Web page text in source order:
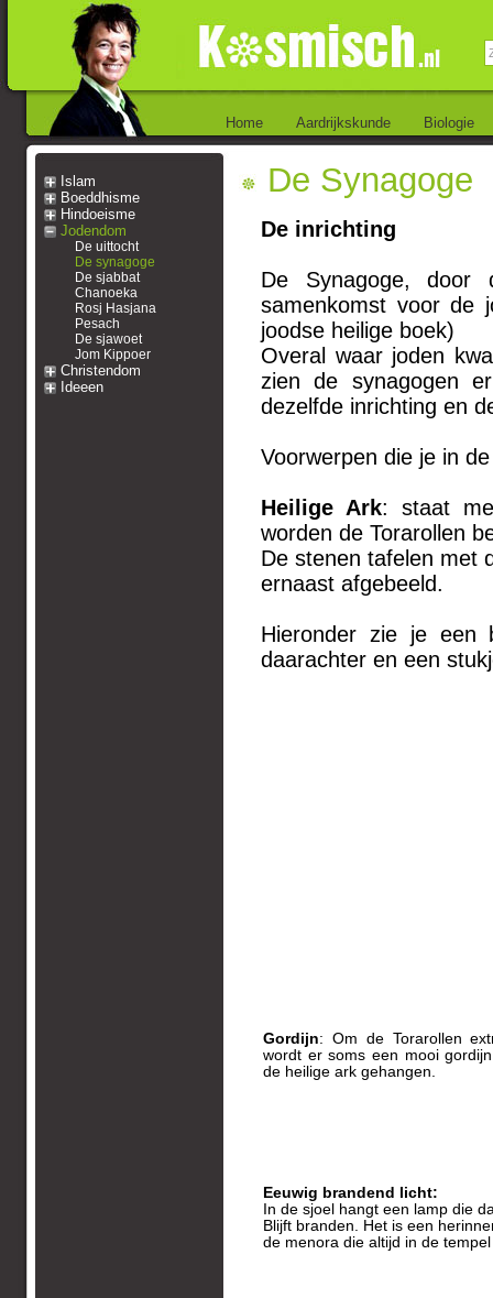
Home Aardrijkskunde Biologie
Islam
Boeddhisme
Hindoeisme
Jodendom
De uittocht
De synagoge
De sjabbat
Chanoeka
Rosj Hasjana
Pesach
De sjawoet
Jom Kippoer
Christendom
Ideeen
De Synagoge
De inrichting
De Synagoge,
samenkomst voor de
joodse heilige boek)
Overal waar joden
zien de synagogen
dezelfde inrichting en
Voorwerpen die je in
Heilige Ark: staat
worden de Torarollen
De stenen tafelen met
ernaast afgebeeld.
Hieronder zie je een
daarachter en een
Gordijn: Om de Torarollen
wordt er soms een mooi
de heilige ark gehangen.
Eeuwig brandend licht:
In de sjoel hangt een lamp die
Blijft branden. Het is een
de menora die altijd in de